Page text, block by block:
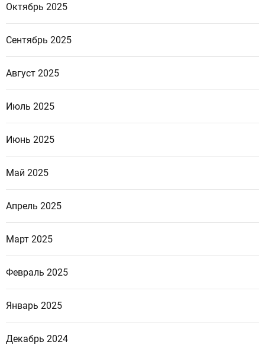
Октябрь 2025
Сентябрь 2025
Август 2025
Июль 2025
Июнь 2025
Май 2025
Апрель 2025
Март 2025
Февраль 2025
Январь 2025
Декабрь 2024